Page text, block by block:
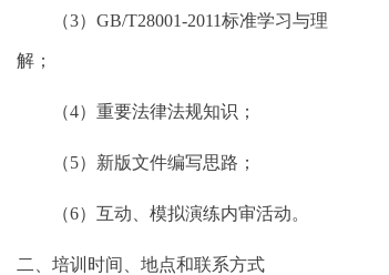
（3）GB/T28001-2011标准学习与理
解；
（4）重要法律法规知识；
（5） 新版文件编写思路 ；
（6）互动、模拟演练内审活动。
二、培训时间、地点和联系方式